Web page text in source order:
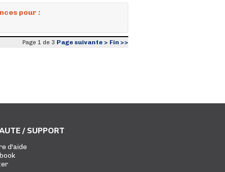
pour :
Page 1 de 3 Page suivante > Fin >>
/ SUPPORT
d'aide